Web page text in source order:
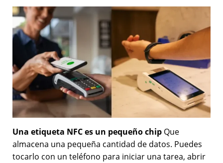
Una etiqueta NFC es un pequeño chip Que
almacena una pequeña cantidad de datos. Puedes
tocarlo con un teléfono para iniciar una tarea, abrir